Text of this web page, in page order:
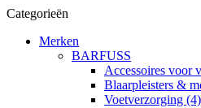
Categorieën
Merken
BARFUSS
Accessoires voor
Blaarpleisters &
Voetverzorging (4)